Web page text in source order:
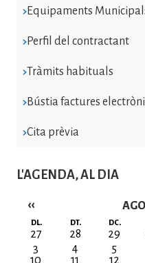
Equipaments
Perfil del contractant
Tràmits habituals
Bústia factures
Cita prèvia
L'AGENDA, AL DIA
Paginació
‹‹
DL. DT. DC.
27 28 29
3
4 5
10
11 12